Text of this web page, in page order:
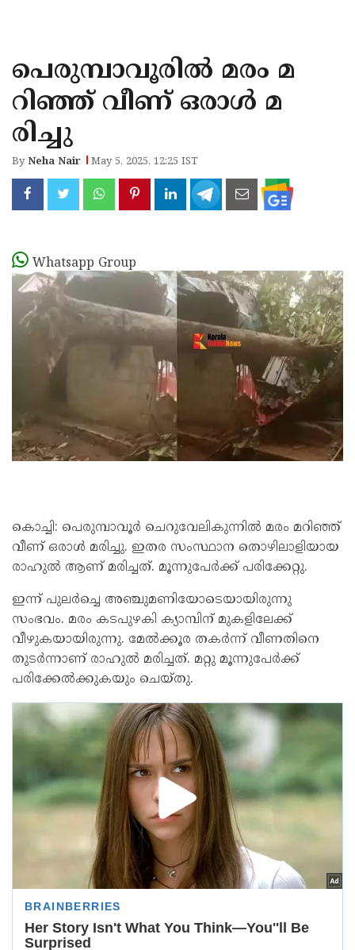
KANNUR
KASARAGOD
പെരുമ്പാവൂരിൽ മരം മ
റിഞ്ഞ് വീണ് ഒരാൾ മ
രിച്ചു
ByNeha Nair May 5, 2025, 12:25 IST
Whatsapp Group
കൊച്ചി: പെരുമ്പാവൂർ ചെറുവേലികുന്നിൽ മരം മറിഞ്ഞ്
വീണ് ഒരാൾ മരിച്ചു. ഇതര സംസ്ഥാന തൊഴിലാളിയായ
രാഹുൽ ആണ് മരിച്ചത്. മൂന്നുപേർക്ക് പരിക്കേറ്റു.
ഇന്ന് പുലർച്ചെ അഞ്ചുമണിയോടെയായിരുന്നു
സംഭവം. മരം കടപുഴകി ക്യാമ്പിന് മുകളിലേക്ക്
വീഴുകയായിരുന്നു. മേൽക്കൂര തകർന്ന് വീണതിനെ
തുടർന്നാണ് രാഹുൽ മരിച്ചത്. മറ്റു മൂന്നുപേർക്ക്
പരിക്കേൽക്കുകയും ചെയ്തു.